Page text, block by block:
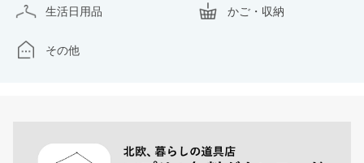
生活日用品 かご・収納
その他